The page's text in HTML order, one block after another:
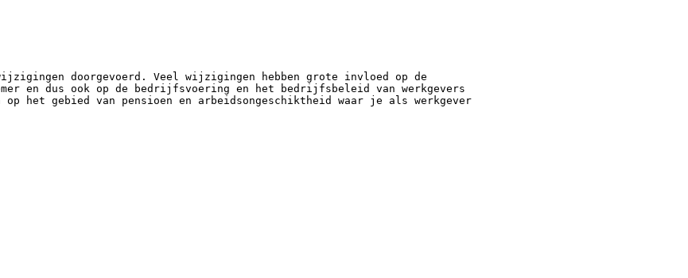
doorgevoerd. Veel wijzigingen hebben grote invloed op de
en dus ook op de bedrijfsvoering en het bedrijfsbeleid van werkgevers
het gebied van pensioen en arbeidsongeschiktheid waar je als werkgever